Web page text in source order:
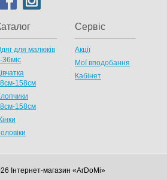
для малюків
36міс
158см
158см
Сервіс
Акції
Мої вподобання
Кабінет
Інтернет-магазин «ArDoMi»